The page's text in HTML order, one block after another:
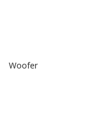
Woofer